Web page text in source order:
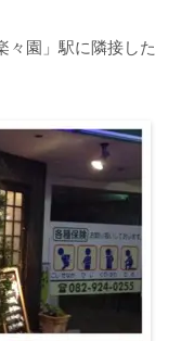
々園」駅に隣接した